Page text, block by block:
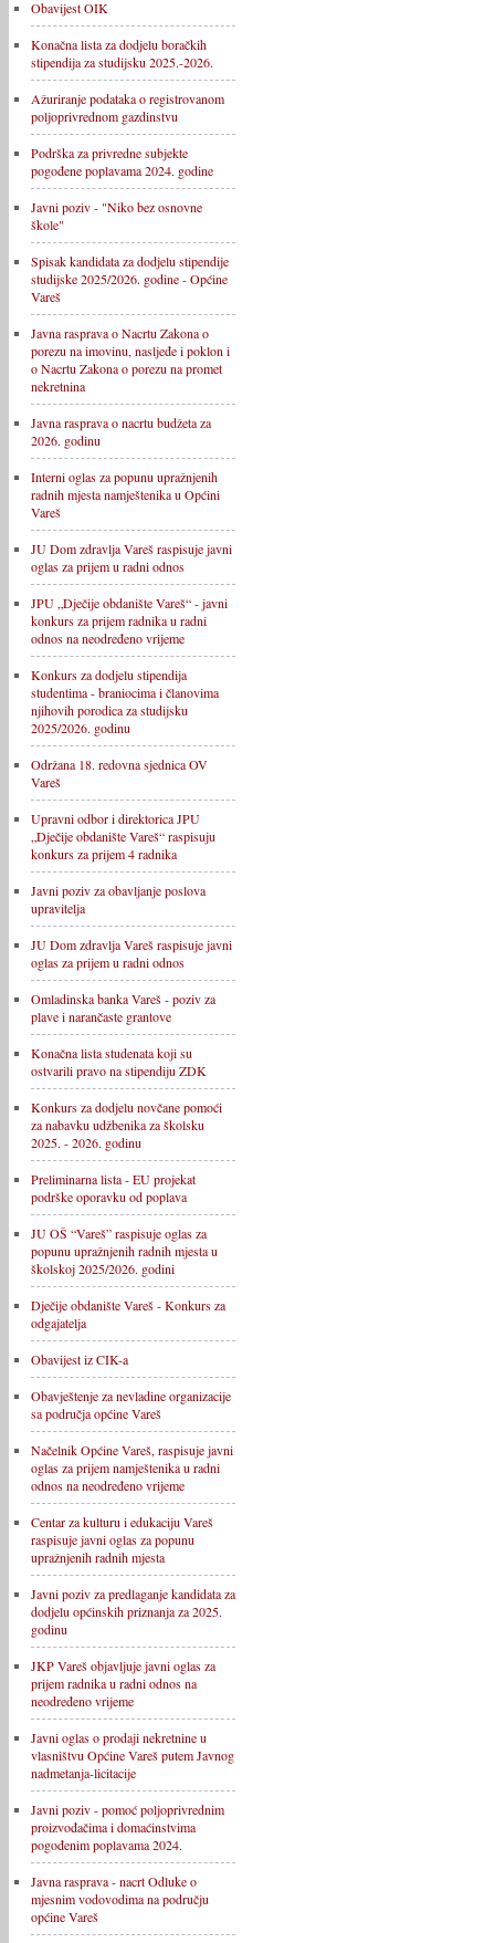
Obavijest OIK
Konačna lista za dodjelu boračkih
stipendija za studijsku 2025.-2026.
Ažuriranje podataka o registrovanom
poljoprivrednom gazdinstvu
Podrška za privredne subjekte
pogođene poplavama 2024. godine
Javni poziv - "Niko bez osnovne
škole"
Spisak kandidata za dodjelu stipendije
studijske 2025/2026. godine - Općine
Vareš
Javna rasprava o Nacrtu Zakona o
porezu na imovinu, nasljeđe i poklon i
o Nacrtu Zakona o porezu na promet
nekretnina
Javna rasprava o nacrtu budžeta za
2026. godinu
Interni oglas za popunu upražnjenih
radnih mjesta namještenika u Općini
Vareš
JU Dom zdravlja Vareš raspisuje javni
oglas za prijem u radni odnos
JPU „Dječije obdanište Vareš“ - javni
konkurs za prijem radnika u radni
odnos na neodređeno vrijeme
Konkurs za dodjelu stipendija
studentima - braniocima i članovima
njihovih porodica za studijsku
2025/2026. godinu
Održana 18. redovna sjednica OV
Vareš
Upravni odbor i direktorica JPU
„Dječije obdanište Vareš“ raspisuju
konkurs za prijem 4 radnika
Javni poziv za obavljanje poslova
upravitelja
JU Dom zdravlja Vareš raspisuje javni
oglas za prijem u radni odnos
Omladinska banka Vareš - poziv za
plave i narančaste grantove
Konačna lista studenata koji su
ostvarili pravo na stipendiju ZDK
Konkurs za dodjelu novčane pomoći
za nabavku udžbenika za školsku
2025. - 2026. godinu
Preliminarna lista - EU projekat
podrške oporavku od poplava
JU OŠ “Vareš” raspisuje oglas za
popunu upražnjenih radnih mjesta u
školskoj 2025/2026. godini
Dječije obdanište Vareš - Konkurs za
odgajatelja
Obavijest iz CIK-a
Obavještenje za nevladine organizacije
sa područja općine Vareš
Načelnik Općine Vareš, raspisuje javni
oglas za prijem namještenika u radni
odnos na neodređeno vrijeme
Centar za kulturu i edukaciju Vareš
raspisuje javni oglas za popunu
upražnjenih radnih mjesta
Javni poziv za predlaganje kandidata za
dodjelu općinskih priznanja za 2025.
godinu
JKP Vareš objavljuje javni oglas za
prijem radnika u radni odnos na
neodređeno vrijeme
Javni oglas o prodaji nekretnine u
vlasništvu Općine Vareš putem Javnog
nadmetanja-licitacije
Javni poziv - pomoć poljoprivrednim
proizvođačima i domaćinstvima
pogođenim poplavama 2024.
Javna rasprava - nacrt Odluke o
mjesnim vodovodima na području
općine Vareš